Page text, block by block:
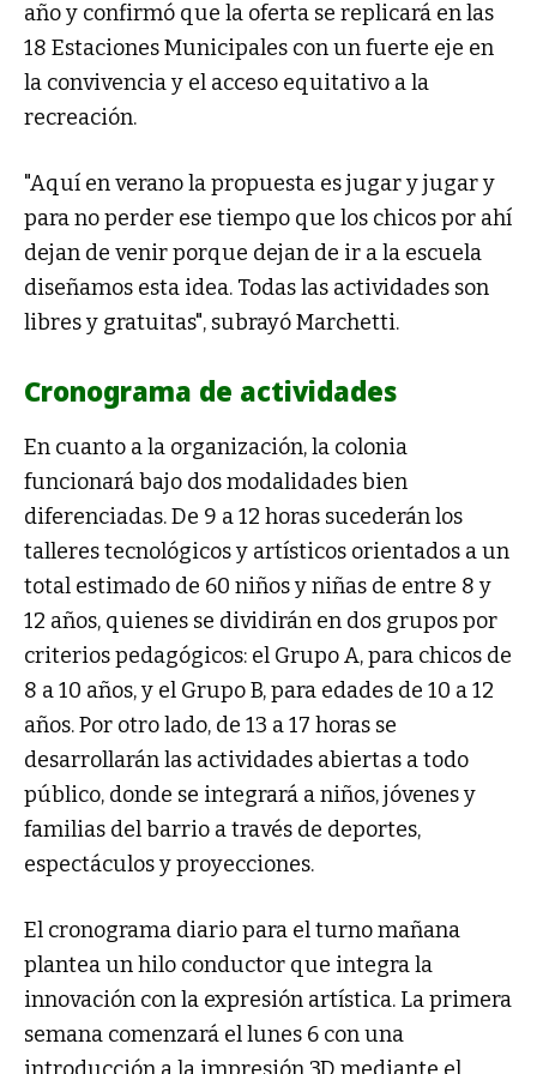
año y confirmó que la oferta se replicará en las
18 Estaciones Municipales con un fuerte eje en
la convivencia y el acceso equitativo a la
recreación.
"Aquí en verano la propuesta es jugar y jugar y
para no perder ese tiempo que los chicos por ahí
dejan de venir porque dejan de ir a la escuela
diseñamos esta idea. Todas las actividades son
libres y gratuitas", subrayó Marchetti.
Cronograma de actividades
En cuanto a la organización, la colonia
funcionará bajo dos modalidades bien
diferenciadas. De 9 a 12 horas sucederán los
talleres tecnológicos y artísticos orientados a un
total estimado de 60 niños y niñas de entre 8 y
12 años, quienes se dividirán en dos grupos por
criterios pedagógicos: el Grupo A, para chicos de
8 a 10 años, y el Grupo B, para edades de 10 a 12
años. Por otro lado, de 13 a 17 horas se
desarrollarán las actividades abiertas a todo
público, donde se integrará a niños, jóvenes y
familias del barrio a través de deportes,
espectáculos y proyecciones.
El cronograma diario para el turno mañana
plantea un hilo conductor que integra la
innovación con la expresión artística. La primera
semana comenzará el lunes 6 con una